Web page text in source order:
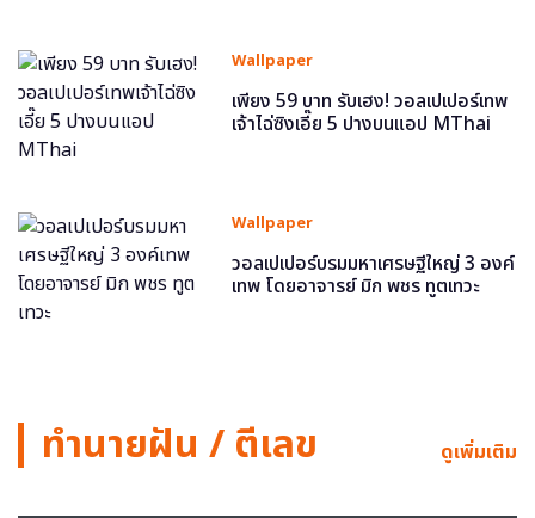
Wallpaper
เพียง 59 บาท รับเฮง! วอลเปเปอร์เทพ
เจ้าไฉ่ซิงเอี๊ย 5 ปางบนแอป MThai
Wallpaper
วอลเปเปอร์บรมมหาเศรษฐีใหญ่ 3 องค์
เทพ โดยอาจารย์ มิก พชร ทูตเทวะ
ทำนายฝัน / ตีเลข ดูเพิ่มเติม